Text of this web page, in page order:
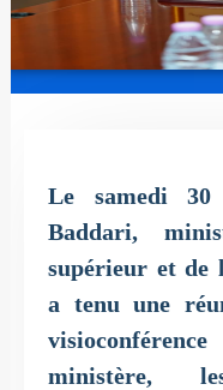
Le samedi
Baddari,
supérieur et de
a tenu une
ministère,